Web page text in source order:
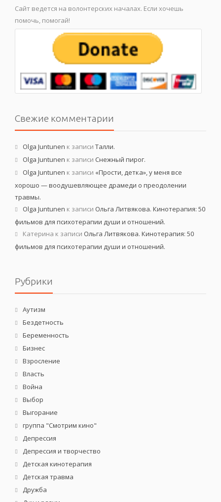
Сайт ведется на волонтерских началах. Если хочешь
помочь, помогай!
Свежие комментарии
Olga Juntunen к записи Талли.
Olga Juntunen к записи Снежный пирог.
Olga Juntunen к записи «Прости, детка», у меня все
хорошо — воодушевляющее драмеди о преодолении
травмы.
Olga Juntunen к записи Ольга Литвякова. Кинотерапия: 50
фильмов для психотерапии души и отношений.
Катерина к записи Ольга Литвякова. Кинотерапия: 50
фильмов для психотерапии души и отношений.
Рубрики
Аутизм
Бездетность
Беременность
Бизнес
Взросление
Власть
Война
Выбор
Выгорание
группа "Смотрим кино"
Депрессия
Депрессия и творчество
Детская кинотерапия
Детская травма
Дружба